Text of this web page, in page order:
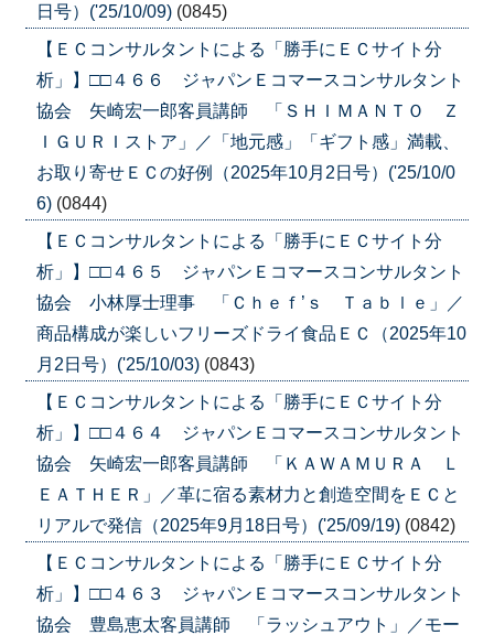
日号）('25/10/09) (0845)
【ＥＣコンサルタントによる「勝手にＥＣサイト分
析」】□□４６６ ジャパンＥコマースコンサルタント
協会 矢崎宏一郎客員講師 「ＳＨＩＭＡＮＴＯ Ｚ
ＩＧＵＲＩストア」／「地元感」「ギフト感」満載、
お取り寄せＥＣの好例（2025年10月2日号）('25/10/0
6) (0844)
【ＥＣコンサルタントによる「勝手にＥＣサイト分
析」】□□４６５ ジャパンＥコマースコンサルタント
協会 小林厚士理事 「Ｃｈｅｆ’ｓ Ｔａｂｌｅ」／
商品構成が楽しいフリーズドライ食品ＥＣ（2025年10
月2日号）('25/10/03) (0843)
【ＥＣコンサルタントによる「勝手にＥＣサイト分
析」】□□４６４ ジャパンＥコマースコンサルタント
協会 矢崎宏一郎客員講師 「ＫＡＷＡＭＵＲＡ Ｌ
ＥＡＴＨＥＲ」／革に宿る素材力と創造空間をＥＣと
リアルで発信（2025年9月18日号）('25/09/19) (0842)
【ＥＣコンサルタントによる「勝手にＥＣサイト分
析」】□□４６３ ジャパンＥコマースコンサルタント
協会 豊島恵太客員講師 「ラッシュアウト」／モー